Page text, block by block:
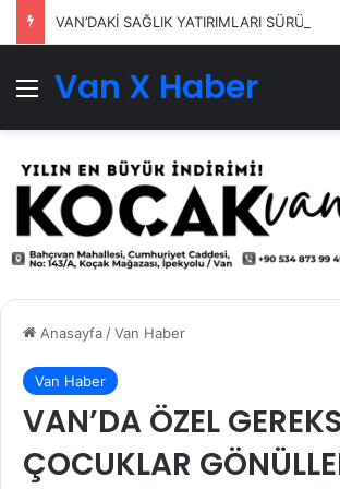
VAN’DAKİ SAĞLIK YATIRIMLARI SÜRÜYOR
Menü
Van X Haber
Anasayfa/Van Haber
Van Haber
VAN’DA ÖZEL
ÇOCUKLAR